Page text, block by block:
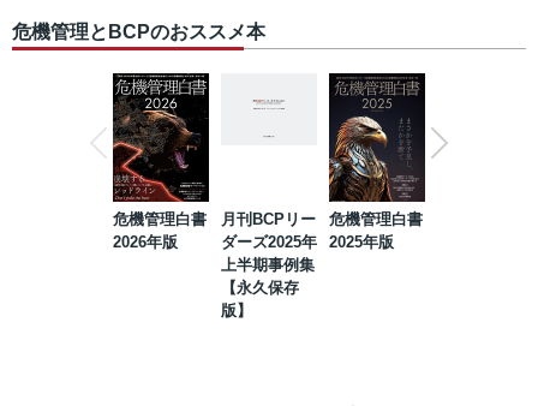
危機管理とBCPのおススメ本
危機管理白書
2026年版
月刊BCPリー
ダーズ2025年
上半期事例集
【永久保存
版】
危機管理白書
2025年版